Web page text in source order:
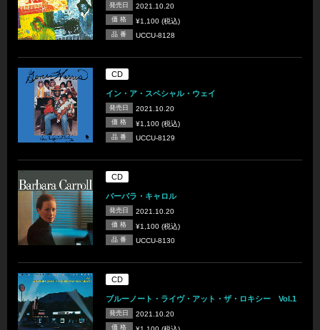
発売日 2021.10.20
価 格 ¥1,100 (税込)
品 番 UCCU-8128
CD
イン・ア・スペシャル・ウェイ
発売日 2021.10.20
価 格 ¥1,100 (税込)
品 番 UCCU-8129
CD
バーバラ・キャロル
発売日 2021.10.20
価 格 ¥1,100 (税込)
品 番 UCCU-8130
CD
ブルーノート・ライヴ・アット・ザ・ロキシー Vol.1
発売日 2021.10.20
価 格